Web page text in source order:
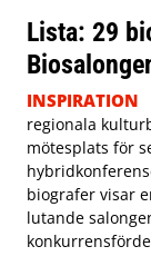
Lista: 29
INSPIRATION
regionala
mötesplats för
biografer visar
lutande